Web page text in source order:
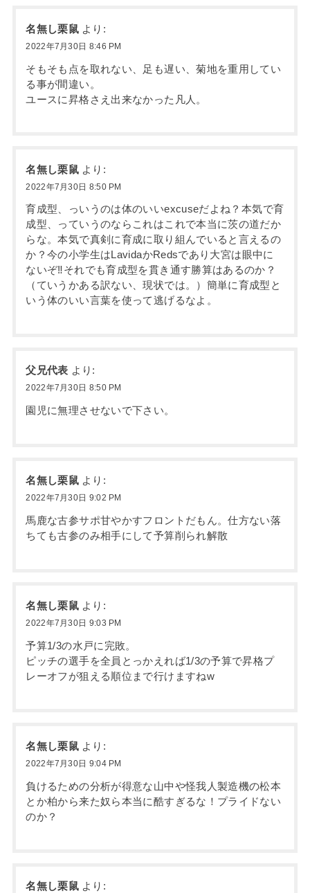
名無し栗鼠 より:
2022年7月30日 8:46 PM
そもそも点を取れない、足も遅い、菊地を重用してい
る事が間違い。
ユースに昇格さえ出来なかった凡人。
名無し栗鼠 より:
2022年7月30日 8:50 PM
育成型、っいうのは体のいいexcuseだよね？本気で育
成型、っていうのならこれはこれで本当に茨の道だか
らな。本気で真剣に育成に取り組んでいると言えるの
か？今の小学生はLavidaかRedsであり大宮は眼中に
ないぞ‼︎それでも育成型を貫き通す勝算はあるのか？
（ていうかある訳ない、現状では。）簡単に育成型と
いう体のいい言葉を使って逃げるなよ。
父兄代表 より:
2022年7月30日 8:50 PM
園児に無理させないで下さい。
名無し栗鼠 より:
2022年7月30日 9:02 PM
馬鹿な古参サポ甘やかすフロントだもん。仕方ない落
ちても古参のみ相手にして予算削られ解散
名無し栗鼠 より:
2022年7月30日 9:03 PM
予算1/3の水戸に完敗。
ピッチの選手を全員とっかえれば1/3の予算で昇格プ
レーオフが狙える順位まで行けますねw
名無し栗鼠 より:
2022年7月30日 9:04 PM
負けるための分析が得意な山中や怪我人製造機の松本
とか柏から来た奴ら本当に酷すぎるな！プライドない
のか？
名無し栗鼠 より: